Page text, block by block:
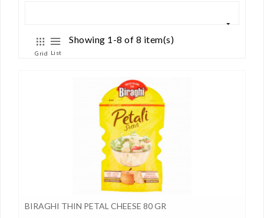
Grid List
Showing 1-8 of 8 item(s)
BIRAGHI THIN PETAL CHEESE 80 GR